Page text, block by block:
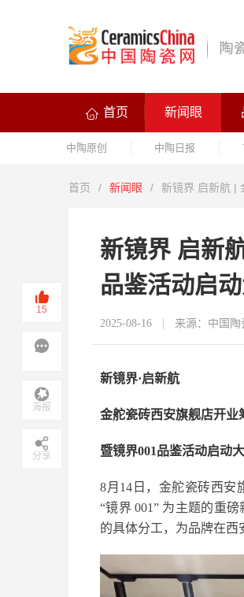
首页 新闻眼
中陶原创 中陶日报
首页 / 新闻眼 / 新镜界 启新航 |
新镜界 启新
品鉴活动启
2025-08-16 来源：中国陶
新镜界·启新航
金舵瓷砖西安旗舰店开业
暨镜界001品鉴活动启动
8月14日，金舵瓷砖西安
“镜界 001” 为主题的重
的具体分工，为品牌在西
15
海报
分享